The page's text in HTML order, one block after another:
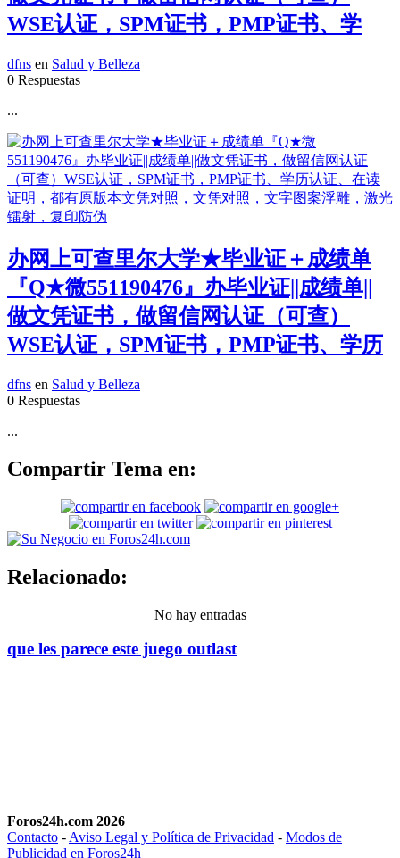
WSE认证，SPM证书，PMP证书、学
dfns en Salud y Belleza
0 Respuestas
...
办网上可查里尔大学★毕业证＋成绩单
『Q★微551190476』办毕业证||成绩单||
做文凭证书，做留信网认证（可查）
WSE认证，SPM证书，PMP证书、学历
dfns en Salud y Belleza
0 Respuestas
...
Compartir Tema en:
Relacionado:
No hay entradas
que les parece este juego outlast
Foros24h.com 2026
Contacto - Aviso Legal y Política de Privacidad - Modos de
Publicidad en Foros24h